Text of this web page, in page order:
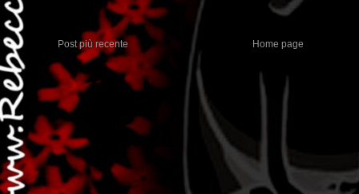
Post più recente Home page